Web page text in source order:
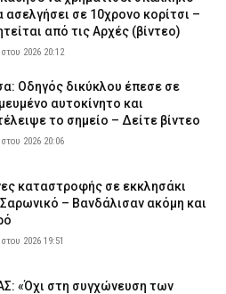
ασελγήσει σε 10χρονο κορίτσι –
από τις Αρχές (βίντεο)
2026 20:12
Οδηγός δικύκλου έπεσε σε
αυτοκίνητο και
το σημείο – Δείτε βίντεο
2026 20:06
καταστροφής σε εκκλησάκι
– Βανδάλισαν ακόμη και
2026 19:51
«Όχι στη συγχώνευση των